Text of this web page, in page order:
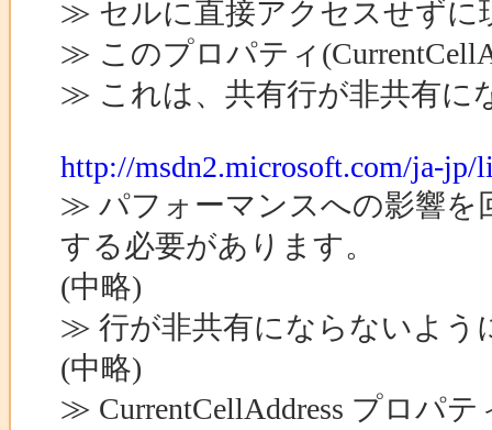
≫ セルに直接アクセスせずに
≫ このプロパティ
≫ これは、共有行が非共有に
http://msdn2.microsoft.com/ja-jp/
≫ パフォーマンスへの影響を
する必要があります。
(中略)
≫ 行が非共有にならないよう
(中略)
≫ CurrentCellAddress プロパ